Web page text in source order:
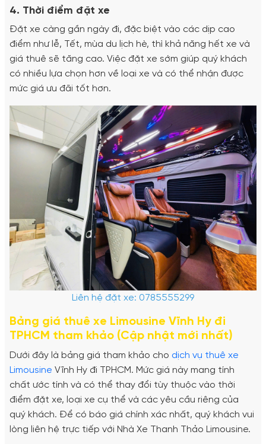
4. Thời điểm đặt xe
Đặt xe càng gần ngày đi, đặc biệt vào các dịp cao
điểm như lễ, Tết, mùa du lịch hè, thì khả năng hết xe và
giá thuê sẽ tăng cao. Việc đặt xe sớm giúp quý khách
có nhiều lựa chọn hơn về loại xe và có thể nhận được
mức giá ưu đãi tốt hơn.
Liên hệ đặt xe: 0785555299
Bảng giá thuê xe Limousine Vĩnh Hy đi
TPHCM tham khảo (Cập nhật mới nhất)
Dưới đây là bảng giá tham khảo cho dịch vụ thuê xe
Limousine Vĩnh Hy đi TPHCM. Mức giá này mang tính
chất ước tính và có thể thay đổi tùy thuộc vào thời
điểm đặt xe, loại xe cụ thể và các yêu cầu riêng của
quý khách. Để có báo giá chính xác nhất, quý khách vui
lòng liên hệ trực tiếp với Nhà Xe Thanh Thảo Limousine.